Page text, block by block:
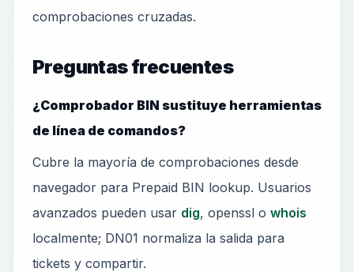
comprobaciones cruzadas.
Preguntas frecuentes
¿Comprobador BIN sustituye herramientas
de línea de comandos?
Cubre la mayoría de comprobaciones desde
navegador para Prepaid BIN lookup. Usuarios
avanzados pueden usar dig, openssl o whois
localmente; DN01 normaliza la salida para
tickets y compartir.